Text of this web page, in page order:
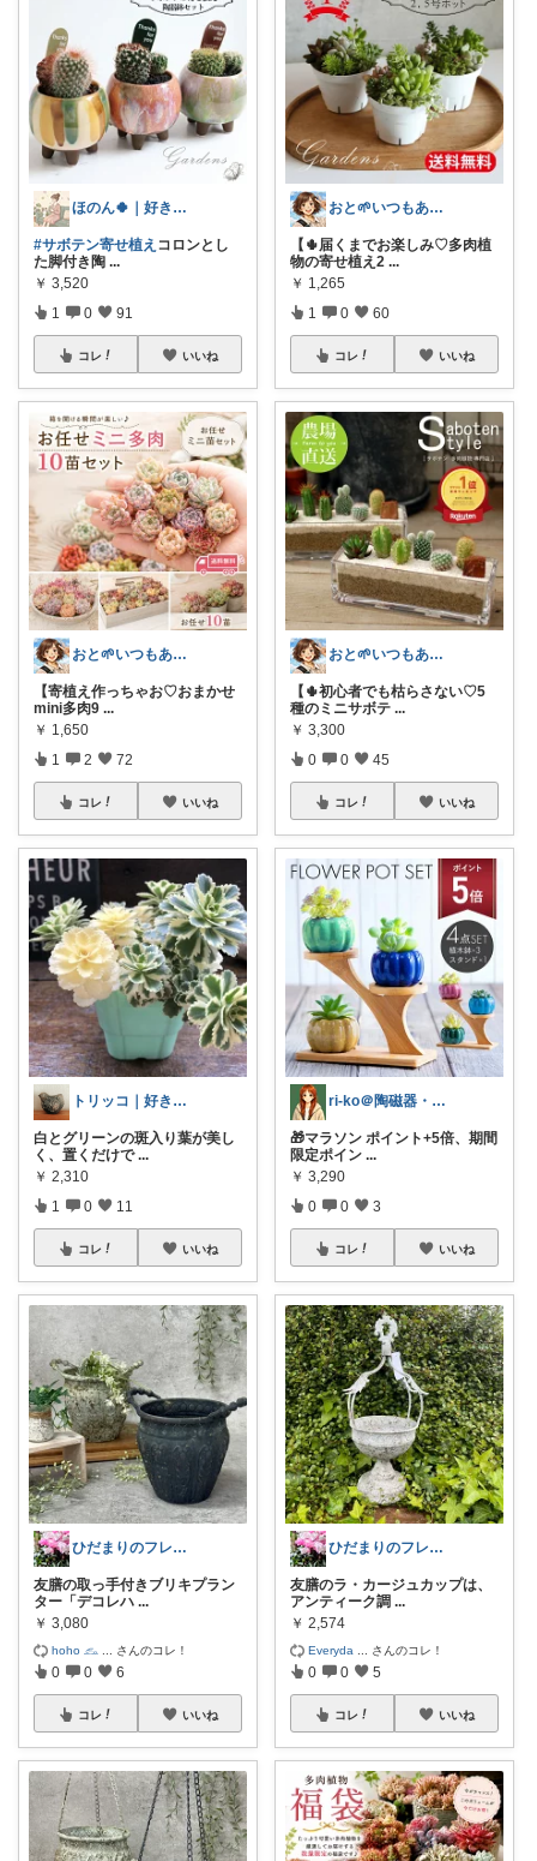
ほのん🍀｜好きが溢れる暮らし
#サボテン寄せ植え ​コロンとし
た脚付き陶 ...
￥ 3,520
1 0 91
コレ いいね
おと🌱いつもありがとう😊
【寄植え作っちゃお♡おまかせ
mini多肉9 ...
￥ 1,650
1 2 72
コレ いいね
トリッコ｜好きな雑貨・インテリア
白とグリーンの斑入り葉が美し
く、置くだけで ...
￥ 2,310
1 0 11
コレ いいね
ひだまりのフレンチ🩷ガーデン
友膳の取っ手付きブリキプラン
ター「デコレハ ...
￥ 3,080
hoho 𓃺 さんのコレ！
0 0 6
コレ いいね
おと🌱いつもありがとう😊
【🌵届くまでお楽しみ♡多肉植
物の寄せ植え2 ...
￥ 1,265
1 0 60
コレ いいね
おと🌱いつもありがとう😊
【🌵初心者でも枯らさない♡5
種のミニサボテ ...
￥ 3,300
0 0 45
コレ いいね
ri-ko＠陶磁器・インテリア雑貨好き
🎁マラソン ポイント+5倍、期間
限定ポイン ...
￥ 3,290
0 0 3
コレ いいね
ひだまりのフレンチ🩷ガーデン
友膳のラ・カージュカップは、
アンティーク調 ...
￥ 2,574
Everyda さんのコレ！
0 0 5
コレ いいね